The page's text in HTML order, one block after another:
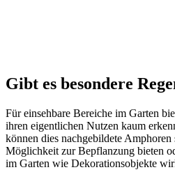
Gibt es besondere
Für einsehbare Bereiche im Garten
ihren eigentlichen Nutzen kaum
können dies nachgebildete
Möglichkeit zur Bepflanzung bieten
im Garten wie Dekorationsobjekte